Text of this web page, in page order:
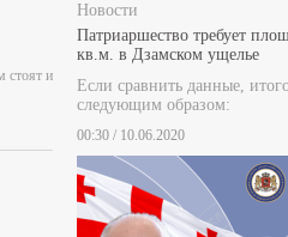
стоят и
Новости
Патриаршество требует
кв.м. в Дзамском ущелье
Если сравнить данные,
следующим образом:
00:30 / 10.06.2020